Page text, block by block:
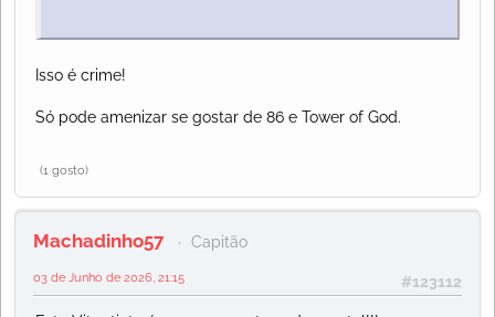
Isso é crime!
Só pode amenizar se gostar de 86 e Tower of God.
(1 gosto)
Machadinho57 Capitão
#123112
03 de Junho de 2026, 21:15